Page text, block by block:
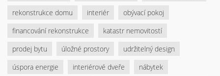
rekonstrukce domu
interiér
obývací pokoj
financování rekonstrukce
katastr nemovitostí
prodej bytu
úložné prostory
udržitelný design
úspora energie
interiérové dveře
nábytek